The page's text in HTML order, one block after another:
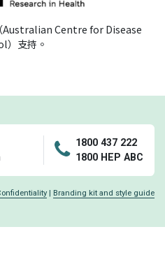
Australian Centre for Disease
支持。
1800 437 222
1800 HEP ABC
| Branding kit and style guide